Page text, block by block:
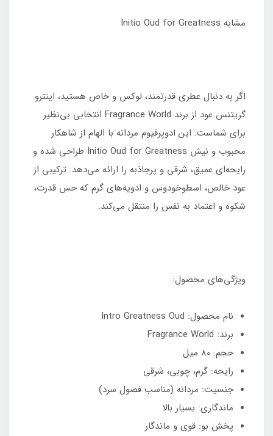
مشابه Initio Oud for Greatness
اگر به دنبال عطری قدرتمند، لوکس و خاص هستید، اینترو
گریتنس عود از برند Fragrance World انتخابی بی‌نظیر
برای شماست. این ادوپرفیوم مردانه با الهام از شاهکار
محبوب و نیش Initio Oud for Greatness طراحی شده و
رایحه‌ای عمیق، شرقی و پرجاذبه را ارائه می‌دهد. ترکیبی از
عود خالص، اسطوخودوس و ادویه‌های گرم که حس قدرت،
شکوه و اعتماد به نفس را منتقل می‌کند.
ویژگی‌های محصول:
نام محصول: Intro Greatness Oud
برند: Fragrance World
حجم: 80 میل
رایحه: گرم، چوبی، شرقی
جنسیت: مردانه (مناسب فصول سرد)
ماندگاری: بسیار بالا
پخش بو: قوی و ماندگار